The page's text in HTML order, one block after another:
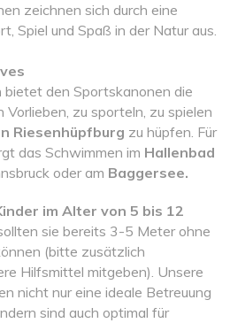
zeichnen sich durch eine
Spiel und Spaß in der Natur aus.
bietet den Sportskanonen die
Vorlieben, zu sporteln, zu spielen
Riesenhüpfburg zu hüpfen. Für
das Schwimmen im Hallenbad
oder am Baggersee.
im Alter von 5 bis 12
sie bereits 3-5 Meter ohne
(bitte zusätzlich
Hilfsmittel mitgeben). Unsere
nicht nur eine ideale Betreuung
sind auch optimal für